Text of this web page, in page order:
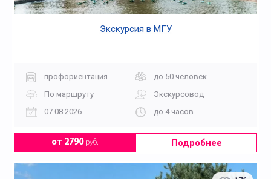
Экскурсия в МГУ
профориентация
до 50 человек
По маршруту
Экскурсовод
07.08.2026
до 4 часов
от 2790руб. Подробнее